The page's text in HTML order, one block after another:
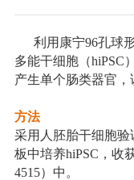
利用康宁96孔球
多能干细胞（hiPSC
产生单个肠类器官，
方法
采用人胚胎干细胞验
板中培养hiPSC，收
4515）中。